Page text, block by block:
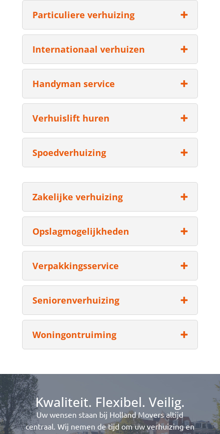
Particuliere verhuizing
Internationaal verhuizen
Handyman service
Verhuislift huren
Spoedverhuizing
Zakelijke verhuizing
Opslagmogelijkheden
Verpakkingsservice
Seniorenverhuizing
Woningontruiming
Kwaliteit. Flexibel. Veilig.
Uw wensen staan bij Holland Movers altijd
centraal. Wij nemen de tijd om uw verhuizing en